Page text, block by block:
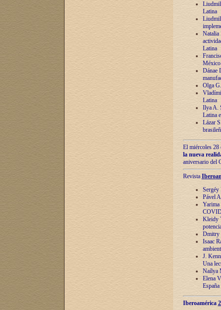
Latina
Natalia
Latina
México
Dánae
Olga
Latina
Ilya A.
Latina
Lázar
El miércoles 28
la nueva
aniversario del
Revista
Sergéy
Pável
Yarima
Kleidy
Dmitry
Isaac
J.
Una
Naílya
Elena
España
Iberoamérica